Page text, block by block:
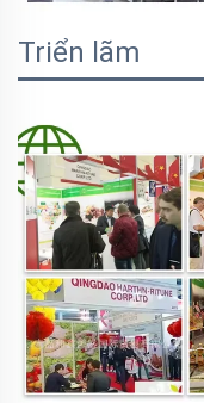
Triển lãm